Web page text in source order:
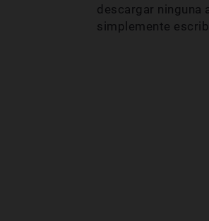
descargar ninguna
simplemente